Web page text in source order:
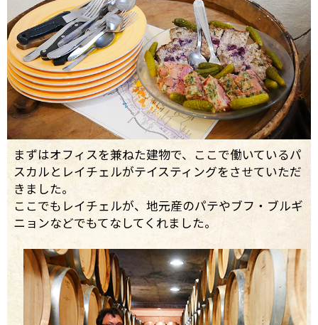
まずはオフィスを兼ねた建物で、ここで働いているパ
スカルとレイチェルがテイスティングをさせていただ
きました。
ここでもレイチェルが、地元産のパテやブフ・ブルギ
ニョンなどでもてなしてくれました。